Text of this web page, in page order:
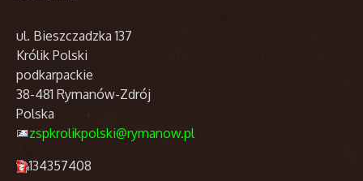
ul. Bieszczadzka 137
Królik Polski
podkarpackie
38-481 Rymanów-Zdrój
Polska
zspkrolikpolski@rymanow.pl
134357408